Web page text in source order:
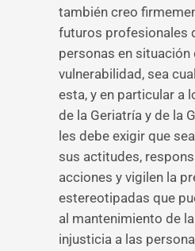
también creo
futuros profesionales
personas en situación
vulnerabilidad, sea
esta, y en particular a
de la Geriatría y de la
les debe exigir que
sus actitudes,
acciones y vigilen la
estereotipadas que
al mantenimiento de
injusticia a las